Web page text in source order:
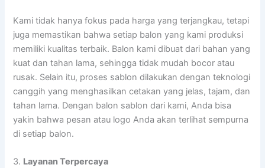
Kami tidak hanya fokus pada harga yang terjangkau, tetapi
juga memastikan bahwa setiap balon yang kami produksi
memiliki kualitas terbaik. Balon kami dibuat dari bahan yang
kuat dan tahan lama, sehingga tidak mudah bocor atau
rusak. Selain itu, proses sablon dilakukan dengan teknologi
canggih yang menghasilkan cetakan yang jelas, tajam, dan
tahan lama. Dengan balon sablon dari kami, Anda bisa
yakin bahwa pesan atau logo Anda akan terlihat sempurna
di setiap balon.
3. Layanan Terpercaya